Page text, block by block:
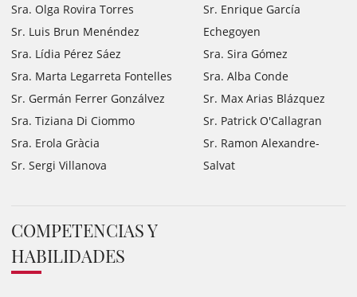
Sra. Olga Rovira Torres
Sr. Luis Brun Menéndez
Sra. Lídia Pérez Sáez
Sra. Marta Legarreta Fontelles
Sr. Germán Ferrer Gonzálvez
Sra. Tiziana Di Ciommo
Sra. Erola Gràcia
Sr. Sergi Villanova
Sr. Enrique García
Echegoyen
Sra. Sira Gómez
Sra. Alba Conde
Sr. Max Arias Blázquez
Sr. Patrick O'Callagran
Sr. Ramon Alexandre-
Salvat
COMPETENCIAS Y
HABILIDADES